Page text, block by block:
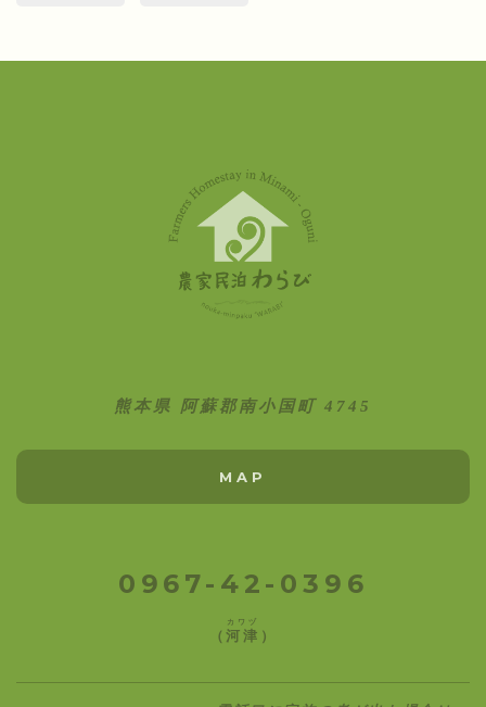
熊本県 阿蘇郡南小国町 4745
MAP
0967-42-0396
（河津
カワヅ
）